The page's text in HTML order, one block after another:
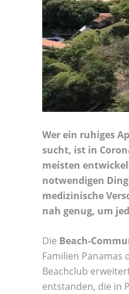
Wer ein ruhiges
sucht, ist in
meisten
notwendigen
medizinische
nah genug, um
Die Beach-
Familien Panamas
Beachclub
entstanden, die in